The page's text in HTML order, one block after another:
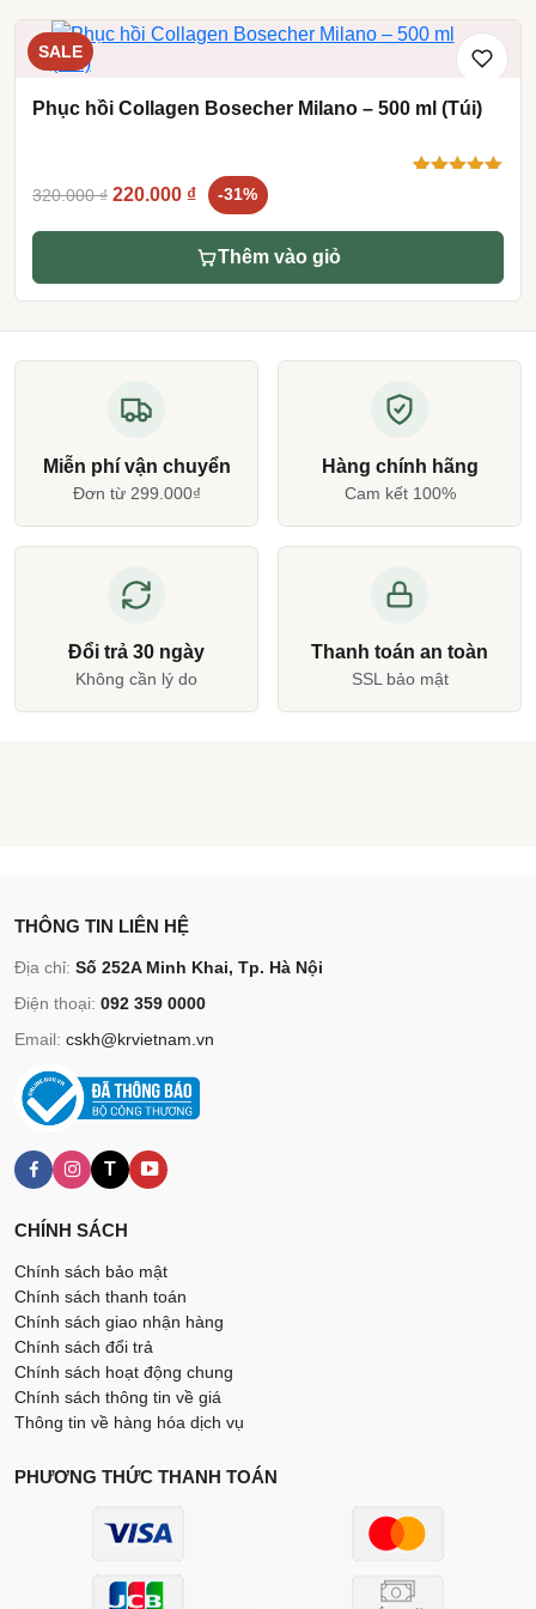
SALE
Phục hồi Collagen Bosecher Milano – 500 ml (Túi)
320.000₫ Original
220.000 ₫Current
price
is:
-31%
Thêm vào giỏ
Miễn phí vận chuyển
Đơn từ 299.000₫
Hàng chính hãng
Cam kết 100%
Đổi trả 30 ngày
Không cần lý do
Thanh toán an toàn
SSL bảo mật
THÔNG TIN LIÊN HỆ
Địa chỉ: Số 252A Minh Khai, Tp. Hà Nội
Điện thoại: 092 359 0000
Email: cskh@krvietnam.vn
T
CHÍNH SÁCH
Chính sách bảo mật
Chính sách thanh toán
Chính sách giao nhận hàng
Chính sách đổi trả
Chính sách hoạt động chung
Chính sách thông tin về giá
Thông tin về hàng hóa dịch vụ
PHƯƠNG THỨC THANH TOÁN